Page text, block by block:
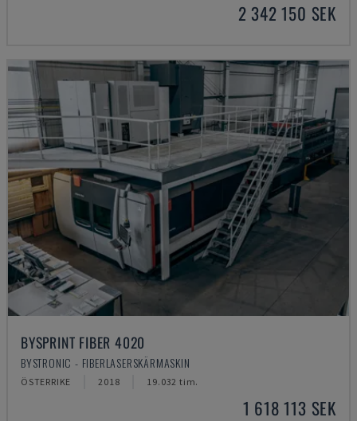
2 342 150 SEK
BYSPRINT FIBER 4020
BYSTRONIC - FIBERLASERSKÄRMASKIN
ÖSTERRIKE 2018 19.032 tim.
1 618 113 SEK